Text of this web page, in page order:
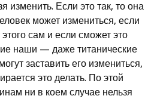
изменить. Если это так, то она
может измениться, если
этого сам и если сможет это
наши — даже титанические
заставить его измениться,
это делать. По этой
ни в коем случае нельзя